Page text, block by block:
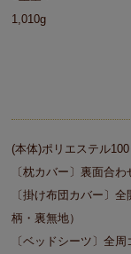
1,010g
(本体)ポリエステル
〔枕カバー〕裏面合
〔掛け布団カバー〕
柄・裏無地）
〔ベッドシーツ〕全周